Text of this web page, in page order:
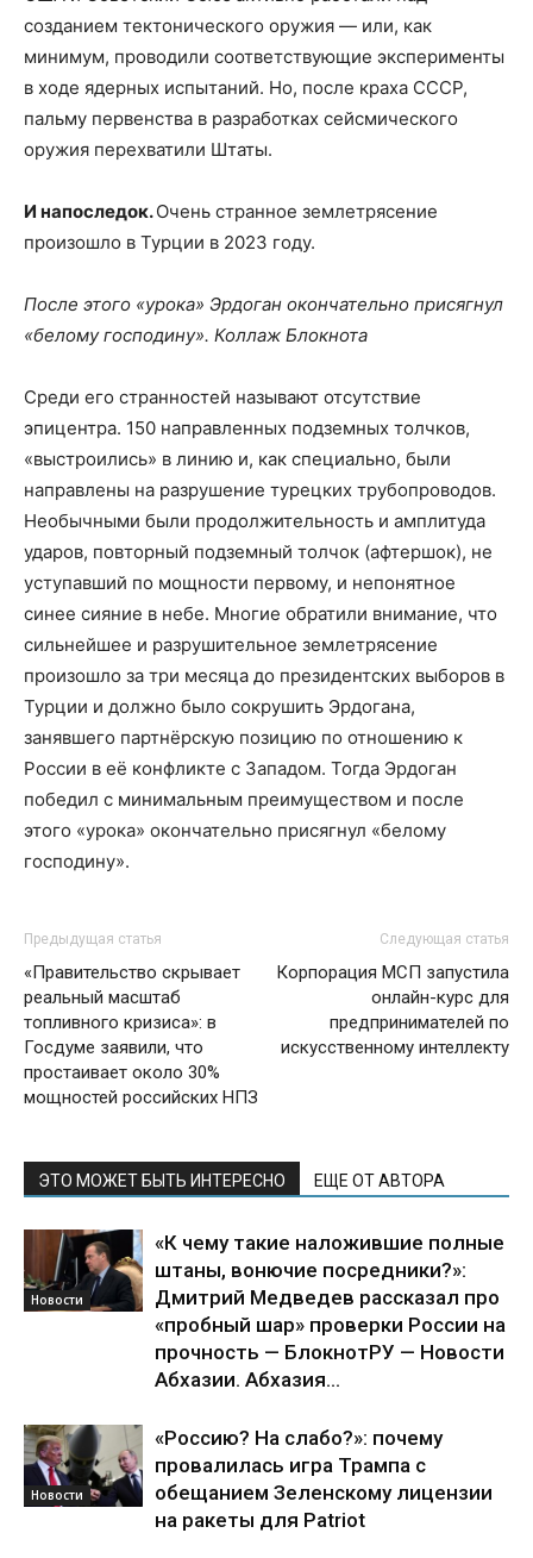
созданием тектонического оружия — или, как
минимум, проводили соответствующие эксперименты
в ходе ядерных испытаний. Но, после краха СССР,
пальму первенства в разработках сейсмического
оружия перехватили Штаты.
И напоследок.Очень странное землетрясение
произошло в Турции в 2023 году.
После этого «урока» Эрдоган окончательно присягнул
«белому господину». Коллаж Блокнота
Среди его странностей называют отсутствие
эпицентра. 150 направленных подземных толчков,
«выстроились» в линию и, как специально, были
направлены на разрушение турецких трубопроводов.
Необычными были продолжительность и амплитуда
ударов, повторный подземный толчок (афтершок), не
уступавший по мощности первому, и непонятное
синее сияние в небе. Многие обратили внимание, что
сильнейшее и разрушительное землетрясение
произошло за три месяца до президентских выборов в
Турции и должно было сокрушить Эрдогана,
занявшего партнёрскую позицию по отношению к
России в её конфликте с Западом. Тогда Эрдоган
победил с минимальным преимуществом и после
этого «урока» окончательно присягнул «белому
господину».
Предыдущая статья
«Правительство скрывает
реальный масштаб
топливного кризиса»: в
Госдуме заявили, что
простаивает около 30%
мощностей российских НПЗ
Следующая статья
Корпорация МСП запустила
онлайн-курс для
предпринимателей по
искусственному интеллекту
ЭТО МОЖЕТ БЫТЬ ИНТЕРЕСНО ЕЩЕ ОТ АВТОРА
Новости
«К чему такие наложившие полные
штаны, вонючие посредники?»:
Дмитрий Медведев рассказал про
«пробный шар» проверки России на
прочность — БлокнотРУ — Новости
Абхазии. Абхазия...
Новости
«Россию? На слабо?»: почему
провалилась игра Трампа с
обещанием Зеленскому лицензии
на ракеты для Patriot